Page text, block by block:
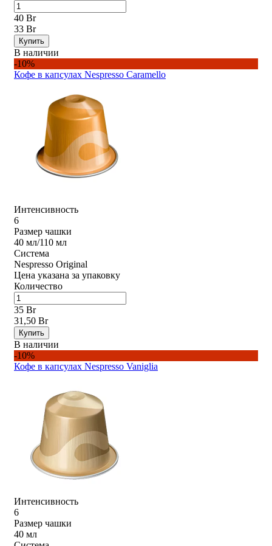
40 Br
33 Br
Купить
В наличии
-10%
Кофе в капсулах Nespresso Caramello
Интенсивность
6
Размер чашки
40 мл/110 мл
Система
Nespresso Original
Цена указана за упаковку
Количество
35 Br
31,50 Br
Купить
В наличии
-10%
Кофе в капсулах Nespresso Vaniglia
Интенсивность
6
Размер чашки
40 мл